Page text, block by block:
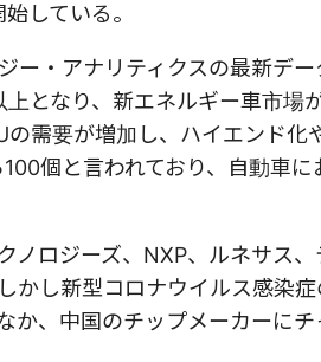
している。
ー・アナリティクスの最新デ
となり、新エネルギー車市場
需要が増加し、ハイエンド化
個と言われており、自動車
ノロジーズ、NXP、ルネサス
かし新型コロナウイルス感染
、中国のチップメーカーにチ